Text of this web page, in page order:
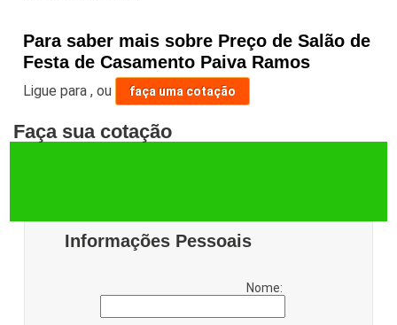
Para saber mais sobre Preço de Salão de
Festa de Casamento Paiva Ramos
Ligue para,ou faça uma cotação
Faça sua cotação
Informações Pessoais
Nome: